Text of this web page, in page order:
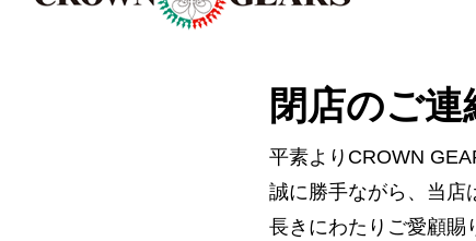
閉店のご連
平素よりCROWN
誠に勝手ながら、当店
長きにわたりご愛顧賜